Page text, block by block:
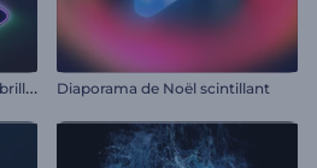
R
évélation de logo Chrome brillant Diaporama de Noël scintillant